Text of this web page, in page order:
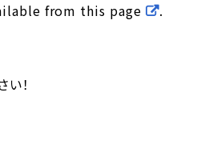
from this page .
！